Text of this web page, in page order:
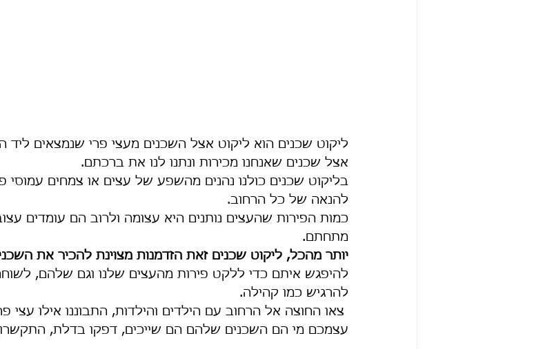
ליקוט שכנים הוא ליקוט אצל השכנים מעצי פרי שנמצאים
אצל שכנים שאנחנו מכירות ונתנו לנו את ברכתם.
בליקוט שכנים כולנו נהנים מהשפע של עצים או צמחים עמוסי
להנאה של כל הרחוב.
כמות הפירות שהעצים נותנים היא עצומה ולרוב הם עומדים
מתחתם.
יותר מהכל, ליקוט שכנים זאת הזדמנות מצוינת להכיר את
להיפגש איתם כדי ללקט פירות מהעצים שלנו וגם שלהם,
להרגיש כמו קהילה.
צאו החוצה אל הרחוב עם הילדים והילדות, התבוננו אילו עצי
עצמכם מי הם השכנים שלהם הם שייכים, דפקו בדלת, התקשרו,